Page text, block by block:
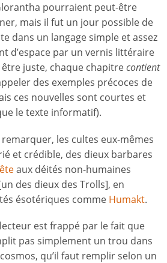
pourraient peut-être
mais il fut un jour possible de
dans un langage simple et assez
d’espace par un vernis littéraire
juste, chaque chapitrecontient
des exemples précoces de
ces nouvelles sont courtes et
le texte informatif).
les cultes eux-mêmes
et crédible, des dieux barbares
aux déités non-humaines
des dieux des Trolls], en
ésotériques comme Humakt.
est frappé par le fait que
pas simplement un trou dans
qu’il faut remplir selon un